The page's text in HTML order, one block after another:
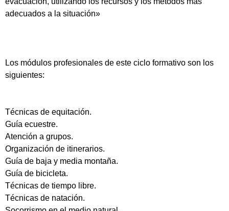
adecuados a la situación»
Los módulos profesionales de este ciclo formativo son los
siguientes:
Técnicas de equitación.
Guía ecuestre.
Atención a grupos.
Organización de itinerarios.
Guía de baja y media montaña.
Guía de bicicleta.
Técnicas de tiempo libre.
Técnicas de natación.